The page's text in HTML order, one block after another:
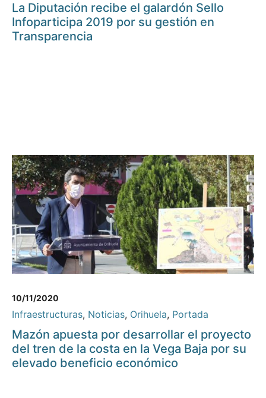
La Diputación recibe el galardón Sello
Infoparticipa 2019 por su gestión en
Transparencia
10/11/2020
Infraestructuras, Noticias, Orihuela, Portada
Mazón apuesta por desarrollar el proyecto
del tren de la costa en la Vega Baja por su
elevado beneficio económico